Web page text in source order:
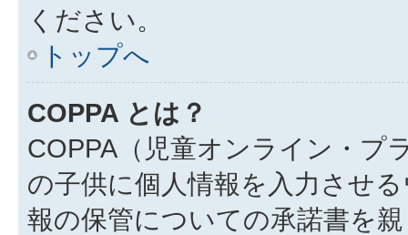
ください。
トップへ
COPPA とは？
COPPA（児童オンライン・プ
の子供に個人情報を入力させ
報の保管についての承諾書を